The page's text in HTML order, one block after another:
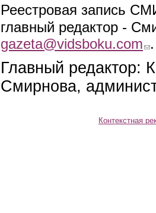
Реестровая запись
главный редактор -
gazeta@vidsboku.com
Главный редактор:
Смирнова,
Контекстная